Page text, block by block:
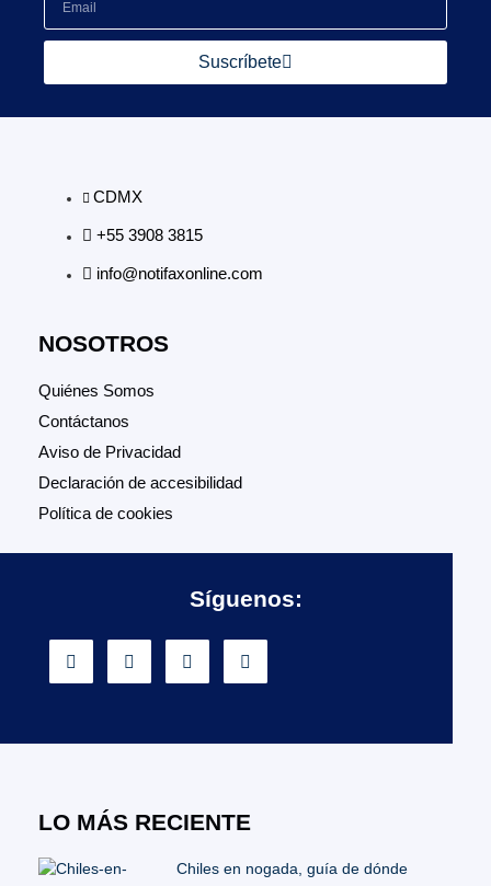
Suscríbete
CDMX
+55 3908 3815
info@notifaxonline.com
NOSOTROS
Quiénes Somos
Contáctanos
Aviso de Privacidad
Declaración de accesibilidad
Política de cookies
Síguenos:
LO MÁS RECIENTE
Chiles en nogada, guía de dónde